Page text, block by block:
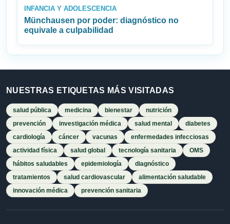
INFANCIA Y ADOLESCENCIA
Münchausen por poder: diagnóstico no
equivale a culpabilidad
NUESTRAS ETIQUETAS MÁS VISITADAS
salud pública medicina bienestar
nutrición
prevención
investigación médica salud mental
diabetes
cardiología
cáncer vacunas
enfermedades infecciosas
actividad física
salud global tecnología sanitaria
OMS
hábitos saludables
epidemiología
diagnóstico
tratamientos
salud cardiovascular
alimentación saludable
innovación médica
prevención sanitaria